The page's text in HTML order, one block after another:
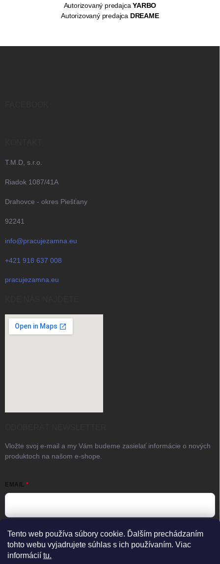
Tento web používa súbory cookie. Ďalším prechádzaním
tohto webu vyjadrujete súhlas s ich používaním. Viac
informácií tu.
Autorizovaný predajcaYARBO
Autorizovaný predajca DREAME
T.M.D, s.r.o.
Riadok 1087/41A
Drahovce - okres Piešťany
92241
info@pracujezamna.eu
+421 918 637 008
pracujezamna.eu
Vložte svoj e-mail a my Vám budeme zasielať informácie o nových
produktoch na našom e-shope.
EMAIL
Vložením e-mailu súhlasíte spodmienkami ochrany osobných
údajov
Prihlásiť sa